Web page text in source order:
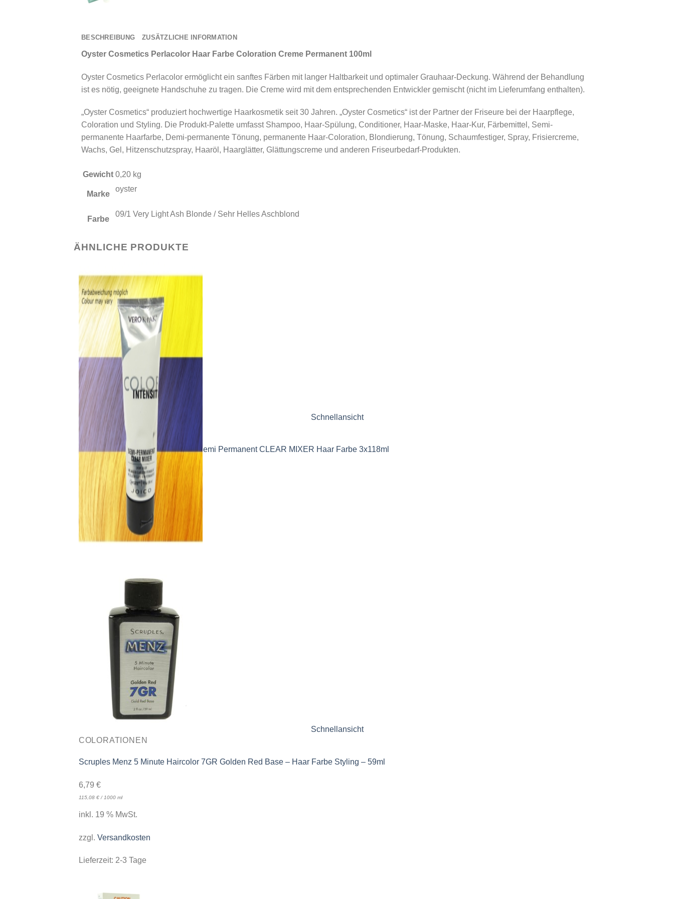
BESCHREIBUNG ZUSÄTZLICHE INFORMATION
Oyster Cosmetics Perlacolor Haar Farbe Coloration Creme Permanent 100ml
Oyster Cosmetics Perlacolor ermöglicht ein sanftes Färben mit langer Haltbarkeit und optimaler Grauhaar-Deckung. Während der Behandlung
ist es nötig, geeignete Handschuhe zu tragen. Die Creme wird mit dem entsprechenden Entwickler gemischt (nicht im Lieferumfang enthalten).
„Oyster Cosmetics“ produziert hochwertige Haarkosmetik seit 30 Jahren. „Oyster Cosmetics“ ist der Partner der Friseure bei der Haarpflege,
Coloration und Styling. Die Produkt-Palette umfasst Shampoo, Haar-Spülung, Conditioner, Haar-Maske, Haar-Kur, Färbemittel, Semi-
permanente Haarfarbe, Demi-permanente Tönung, permanente Haar-Coloration, Blondierung, Tönung, Schaumfestiger, Spray, Frisiercreme,
Wachs, Gel, Hitzenschutzspray, Haaröl, Haarglätter, Glättungscreme und anderen Friseurbedarf-Produkten.
Gewicht 0,20 kg
Marke
oyster
Farbe
09/1 Very Light Ash Blonde / Sehr Helles Aschblond
ÄHNLICHE PRODUKTE
Schnellansicht
COLORATIONEN
Joico Vero K-PAK Color Intensity Semi Permanent CLEAR MIXER Haar Farbe 3x118ml
16,99
1000
inkl. 19 % MwSt.
zzgl. Versandkosten
Schnellansicht
COLORATIONEN
Scruples Menz 5 Minute Haircolor 7GR Golden Red Base – Haar Farbe Styling – 59ml
6,79 €
115,08 €/ 1000 ml
inkl. 19 % MwSt.
zzgl. Versandkosten
Lieferzeit: 2-3 Tage